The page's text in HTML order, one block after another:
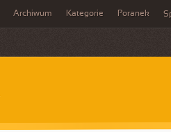
Archiwum Kategorie Poranek